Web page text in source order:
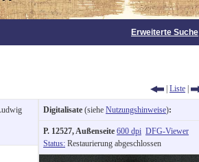
Erweiterte Suche
| Liste |
Digitalisate (siehe Nutzungshinweise):
P. 12527, Außenseite 600 dpi DFG-Viewer
Status: Restaurierung abgeschlossen